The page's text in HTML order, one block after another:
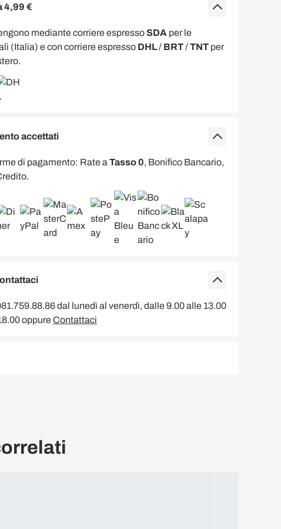
4,99 €
mediante corriere espressoSDA per le
(Italia) e con corriere espresso DHL/ BRT/TNT per
accettati
di pagamento: Rate a Tasso 0, Bonifico Bancario,
dal lunedì al venerdì, dalle 9.00 alle 13.00
oppureContattaci